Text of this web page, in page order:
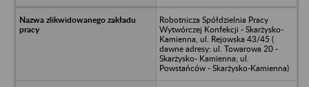
Robotnicza Spółdzielnia Pracy
Wytwórczej Konfekcji - Skarżysko-
Kamienna, ul. Rejowska 43/45 (
dawne adresy: ul. Towarowa 20 -
Skarżysko- Kamienna; ul.
Powstańców - Skarżysko-Kamienna)